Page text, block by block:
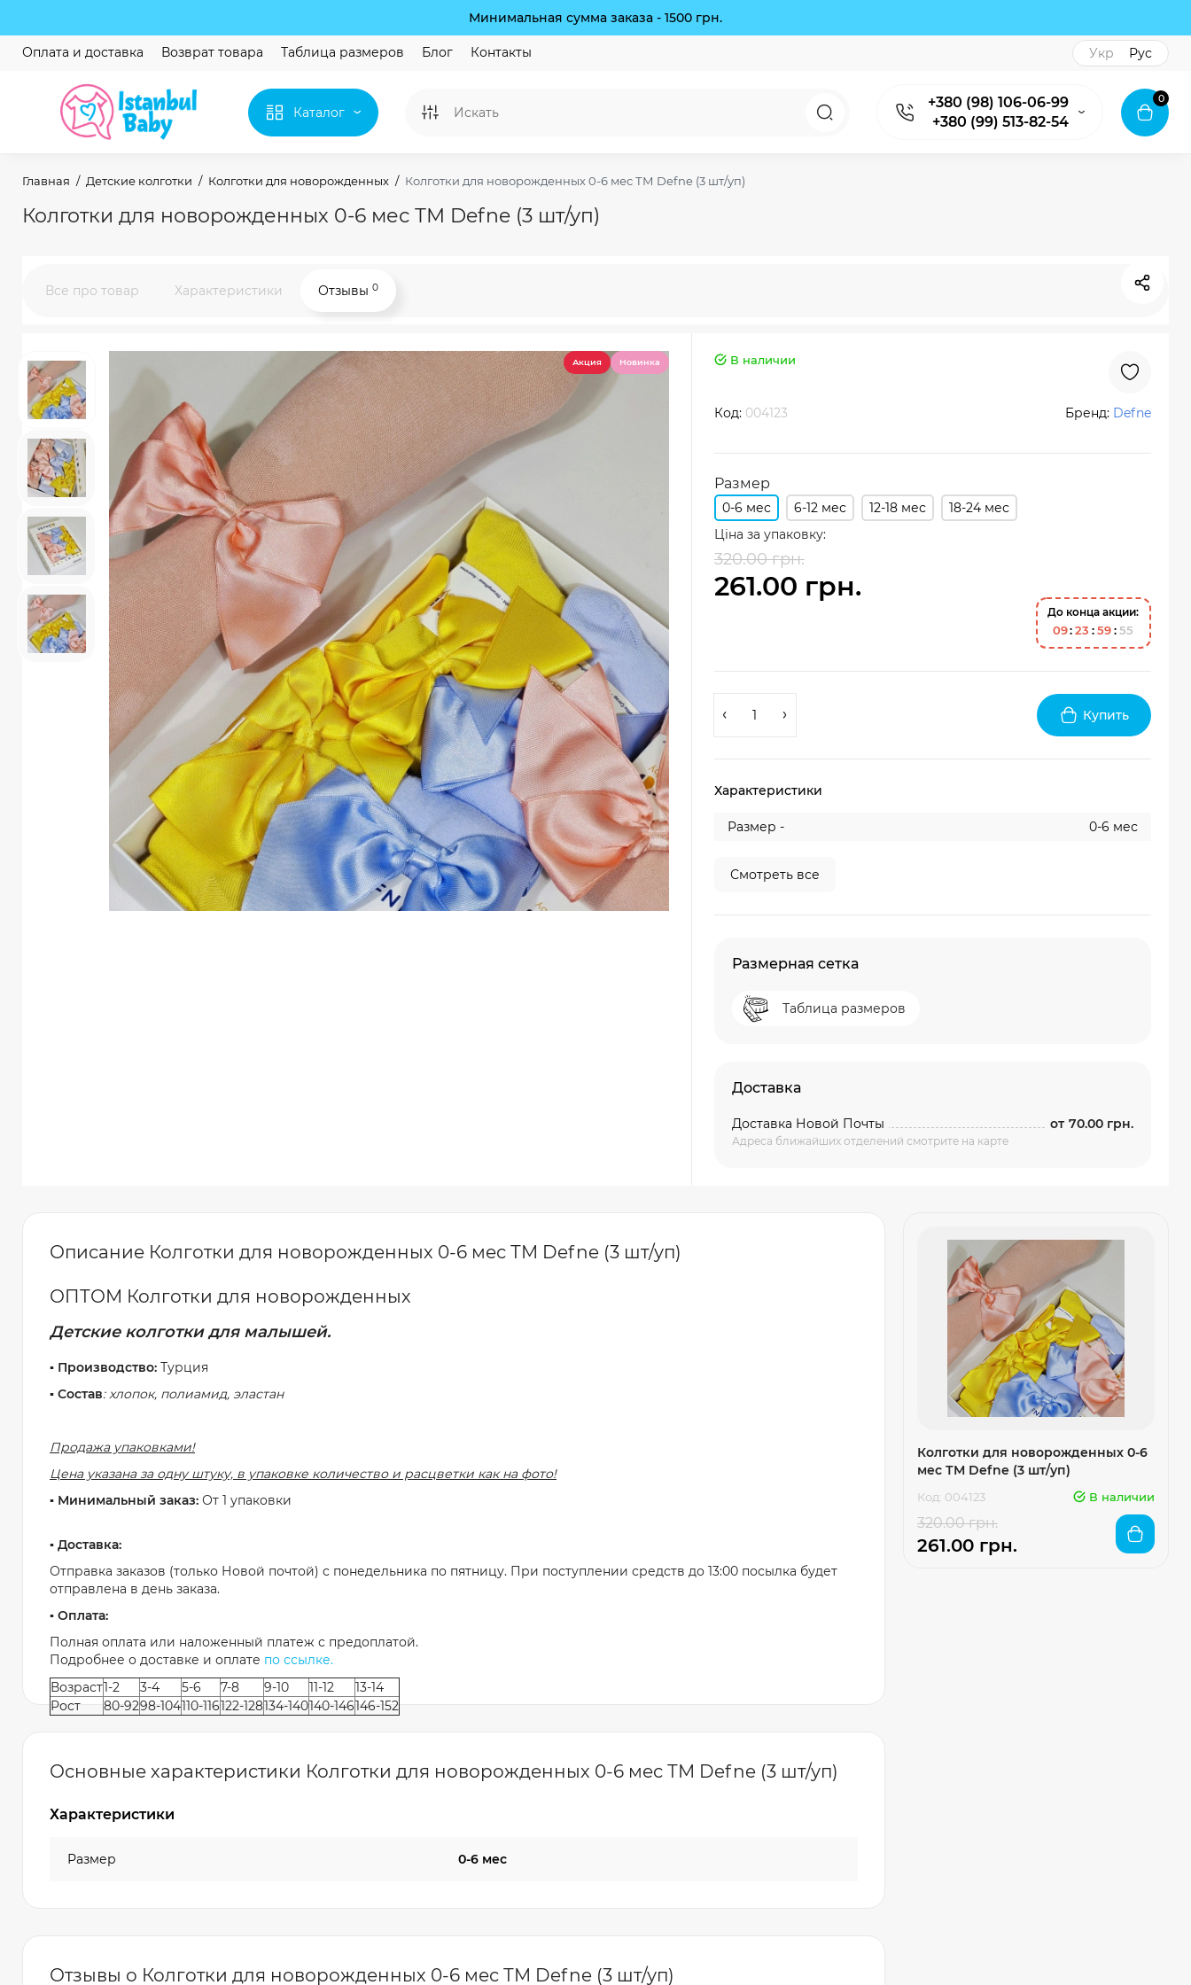
Минимальная сумма заказа - 1500 грн.
Оплата и доставка Возврат товара Таблица размеров Блог Контакты Укр Рус
Каталог
+380 (98) 106-06-99
+380 (99) 513-82-54
0
Главная Детские колготки Колготки для новорожденных Колготки для новорожденных 0-6 мес ТМ Defne (3 шт/уп)
Колготки для новорожденных 0-6 мес ТМ Defne (3 шт/уп)
Все про товар Характеристики Отзывы 0
Акция Новинка В наличии
Код: 004123 Бренд: Defne
Размер
0-6 мес 6-12 мес 12-18 мес
18-24 мес
Ціна за упаковку:
320.00 грн.
261.00 грн.
До конца акции:
09 23 59 54
Купить
Характеристики
Размер - 0-6 мес
Смотреть все
Размерная сетка
Таблица размеров
Доставка
Доставка Новой Почты
Адреса ближайших отделений смотрите на карте
от 70.00 грн.
Описание Колготки для новорожденных 0-6 мес ТМ Defne (3 шт/уп)
ОПТОМ Колготки для новорожденных
Детские колготки для малышей.
▪️ Производство: Турция
▪️ Состав: хлопок, полиамид, эластан
Продажа упаковками!
Цена указана за одну штуку, в упаковке количество и расцветки как на фото!
▪️ Минимальный заказ: От 1 упаковки
▪️ Доставка:
Отправка заказов (только Новой почтой) с понедельника по пятницу. При поступлении средств до 13:00 посылка будет
отправлена в день заказа.
▪️ Оплата:
Полная оплата или наложенный платеж с предоплатой.
Подробнее о доставке и оплате по ссылке.
Возраст1-2 3-4 5-6 7-8 9-10 11-12
13-14
Рост
80-9298-104110-116122-128134-140140-146146-152
Основные характеристики Колготки для новорожденных 0-6 мес ТМ Defne (3 шт/уп)
Характеристики
Размер 0-6 мес
Отзывы о Колготки для новорожденных 0-6 мес ТМ Defne (3 шт/уп)
Колготки для новорожденных 0-6
мес ТМ Defne (3 шт/уп)
Код: 004123 В наличии
320.00 грн.
261.00 грн.